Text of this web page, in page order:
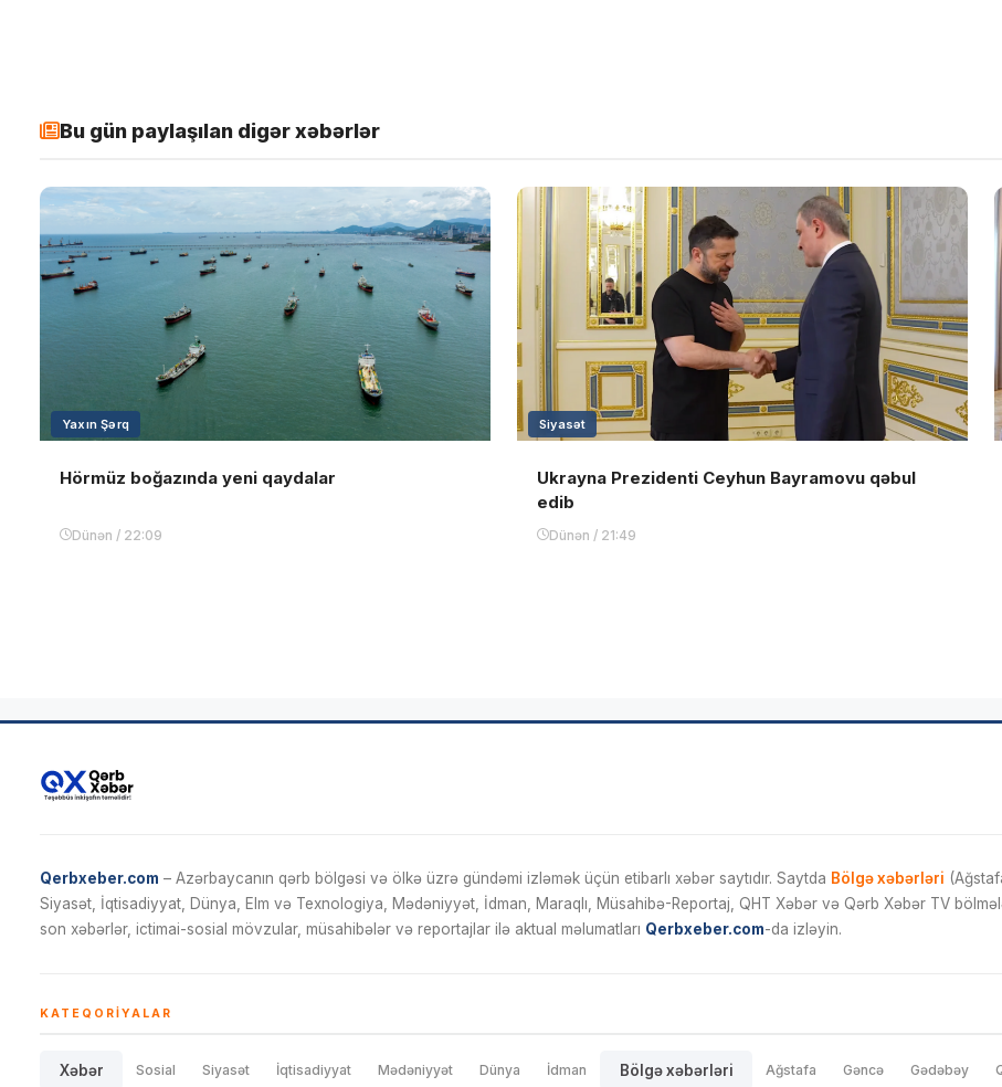
Bu gün paylaşılan digər xəbərlər
Yaxın Şərq
Hörmüz boğazında yeni qaydalar
Dünən / 22:09
Siyasət
Ukrayna Prezidenti Ceyhun Bayramovu qəbul
edib
Dünən / 21:49
Qerbxeber.com – Azərbaycanın qərb bölgəsi və ölkə üzrə gündəmi izləmək üçün etibarlı xəbər saytıdır. Saytda Bölgə xəbərləri
Siyasət, İqtisadiyyat, Dünya, Elm və Texnologiya, Mədəniyyət, İdman, Maraqlı, Müsahibə-Reportaj, QHT Xəbər və Qərb Xəbər TV
son xəbərlər, ictimai-sosial mövzular, müsahibələr və reportajlar ilə aktual məlumatları Qerbxeber.com-da izləyin.
KATEQORIYALAR
Xəbər Sosial Siyasət İqtisadiyyat Mədəniyyət Dünya İdman Bölgə xəbərləri Ağstafa Gəncə Gədəbəy